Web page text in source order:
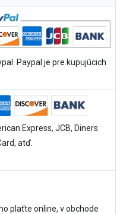
Paypal je pre kupujúcich
Express, JCB, Diners
atď.
plaťte online, v obchode